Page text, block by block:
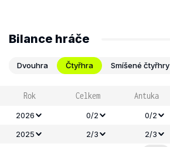
Bilance hráče
Dvouhra Čtyřhra Smíšené čtyřhry
Rok Celkem Antuka
2026 0/2 0/2
2025 2/3 2/3